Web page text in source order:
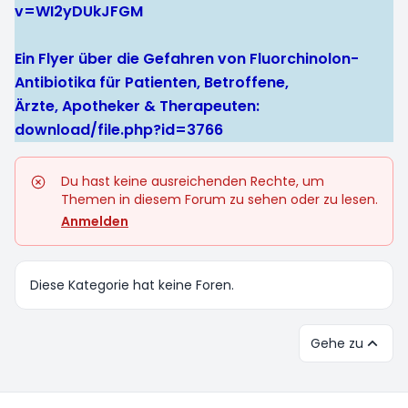
v=WI2yDUkJFGM
Ein Flyer über die Gefahren von Fluorchinolon-
Antibiotika für Patienten, Betroffene,
Ärzte, Apotheker & Therapeuten:
download/file.php?id=3766
Du hast keine ausreichenden Rechte, um
Themen in diesem Forum zu sehen oder zu lesen.
Anmelden
Diese Kategorie hat keine Foren.
Gehe zu